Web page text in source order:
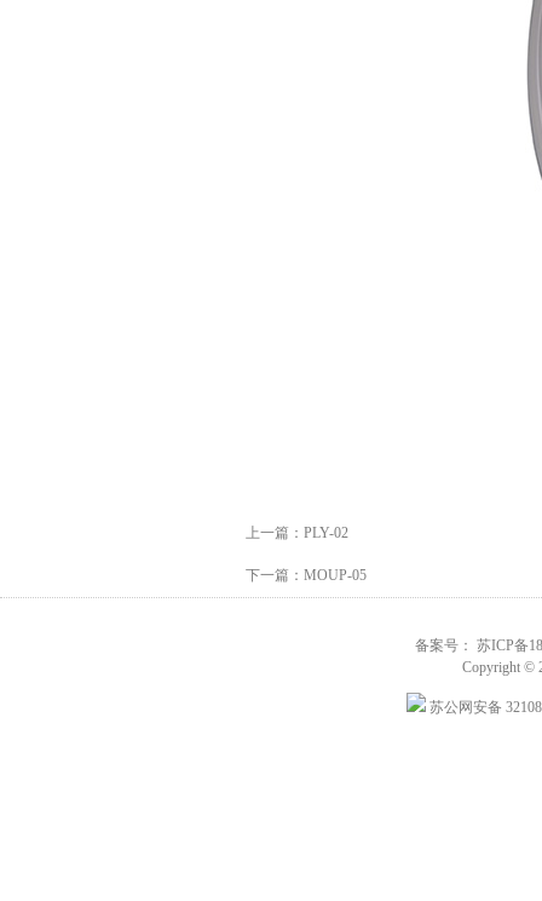
上一篇： PLY-02
下一篇： MOUP-05
备案号： 苏ICP备
Copyright ©
苏公网安备